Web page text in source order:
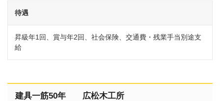
待遇
昇級年1回、賞与年2回、社会保険、交通費・残業手当別途支
給
建具一筋50年 広松木工所